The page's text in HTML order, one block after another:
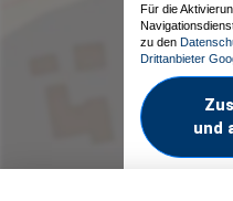
Für die
zu den
Drittanbieter
und